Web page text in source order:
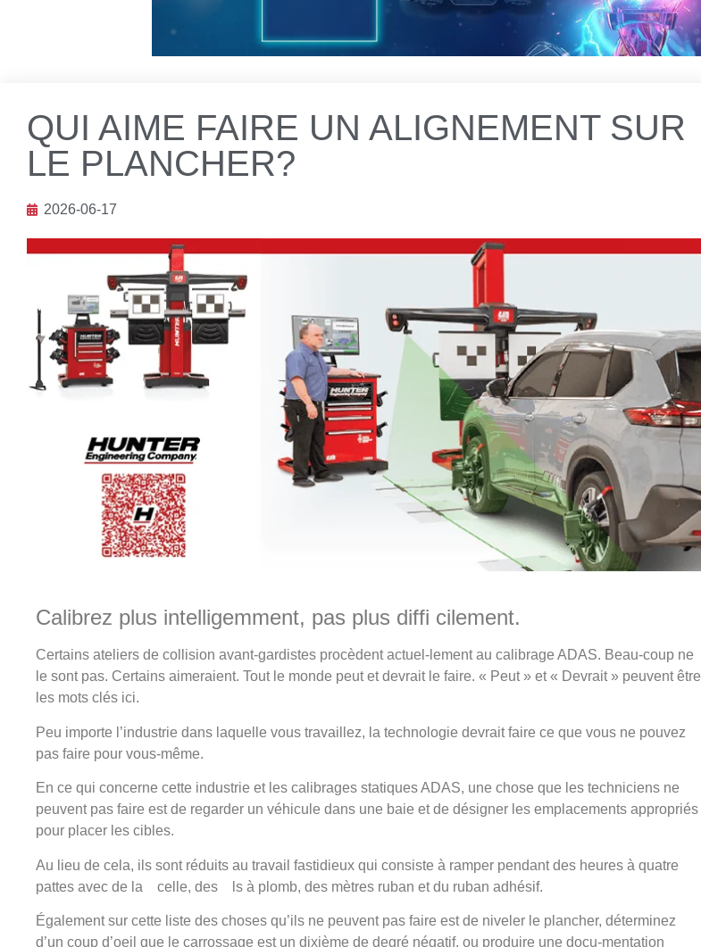
QUI AIME FAIRE UN ALIGNEMENT SUR
LE PLANCHER?
2026-06-17
Calibrez plus intelligemment, pas plus diffi cilement.
Certains ateliers de collision avant-gardistes procèdent actuel-lement au calibrage ADAS. Beau-coup ne
le sont pas. Certains aimeraient. Tout le monde peut et devrait le faire. « Peut » et « Devrait » peuvent être
les mots clés ici.
Peu importe l’industrie dans laquelle vous travaillez, la technologie devrait faire ce que vous ne pouvez
pas faire pour vous-même.
En ce qui concerne cette industrie et les calibrages statiques ADAS, une chose que les techniciens ne
peuvent pas faire est de regarder un véhicule dans une baie et de désigner les emplacements appropriés
pour placer les cibles.
Au lieu de cela, ils sont réduits au travail fastidieux qui consiste à ramper pendant des heures à quatre
pattes avec de la celle, des ls à plomb, des mètres ruban et du ruban adhésif.
Également sur cette liste des choses qu’ils ne peuvent pas faire est de niveler le plancher, déterminez
d’un coup d’oeil que le carrossage est un dixième de degré négatif, ou produire une docu-mentation